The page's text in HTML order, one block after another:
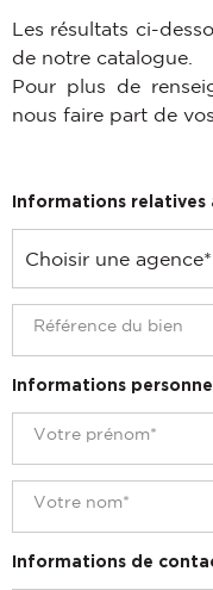
Les résultats ci-
de notre catalogue.
Pour plus de
nous faire part de
Informations relatives
Informations
Informations de